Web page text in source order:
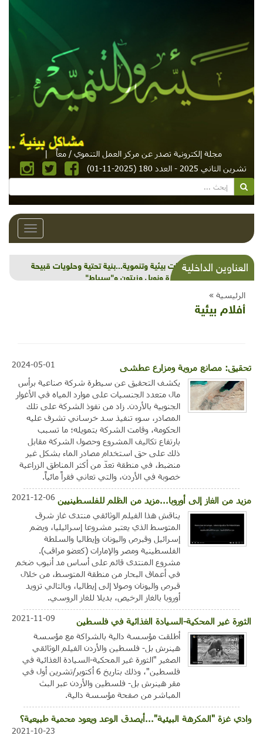
مجلة إلكترونية تصدر عن مركز العمل التنموي / معاً
|
تشرين الثاني 2025 - العدد 180 (2025-11-01)
Toggle
العناوين الداخليةشذرات بيئية وتنموية...بنية تحتية وحلويات قبيحة
وحاكورة ونوبل وزيتون و"سيباط"
الرئيسية »
أفلام بيئية
تحقيق: مصانع مروية ومزارع عطشى
2024-05-01
يكشف التحقيق عن سيطرة شركة صناعية برأس
مال متعدد الجنسيات على موارد المياه في الأغوار
الجنوبية بالأردن. زاد من نفوذ الشركة على تلك
المصادر، سوء تنفيذ سد خرساني تشرف عليه
الحكومة، وقامت الشركة بتمويله؛ ما تسبب
بارتفاع تكاليف المشروع وحصول الشركة مقابل
ذلك على حق استخدام مصادر الماء بشكل غير
منضبط، في منطقة تعدّ من أكثر المناطق الزراعية
خصوبة في الأردن، والتي تعاني فقراً مائياً.
مزيد من الغاز إلى أوروبا...مزيد من الظلم للفلسطينيين 2021-12-06
يناقش هذا الفيلم الوثائقي منتدى غاز شرق
المتوسط الذي يعتبر مشروعا إسرائيليا، ويضم
إسرائيل وقبرص واليونان وإيطاليا والسلطة
الفلسطينية ومصر والإمارات (كعضو مراقب).
مشروع المنتدى قائم على أساس مد أنبوب ضخم
في أعماق البحار من منطقة المتوسط، من خلال
قبرص واليونان وصولا إلى إيطاليا، وبالتالي تزويد
أوروبا بالغاز الرخيص، بديلا للغاز الروسي.
الثورة غير المحكية-السيادة الغذائية في فلسطين
2021-11-09
أطلقت مؤسسة دالية بالشراكة مع مؤسسة
هينرش بل- فلسطين والأردن الفيلم الوثائقي
الصغير "الثورة غير المحكية-السيادة الغذائية في
فلسطين"، وذلك بتاريخ 6 أكتوبر/تشرين أول في
مقر هينرش بل- فلسطين والأردن عبر البث
المباشر من صفحة مؤسسة دالية.
وادي غزة "المكرهة البيئية"...أيصدق الوعد ويعود محمية طبيعية؟
2021-10-23